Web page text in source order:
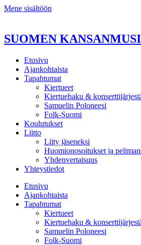
Mene sisältöön
SUOMEN
Etusivu
Ajankohtaista
Tapahtumat
Kiertueet
Kiertuehaku &
Samuelin Poloneesi
Folk-Suomi
Koulutukset
Liitto
Liity jäseneksi
Huomionosoitukset ja
Yhdenvertaisuus
Yhteystiedot
Etusivu
Ajankohtaista
Tapahtumat
Kiertueet
Kiertuehaku &
Samuelin Poloneesi
Folk-Suomi